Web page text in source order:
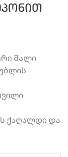
შალი
ქაღალდი და